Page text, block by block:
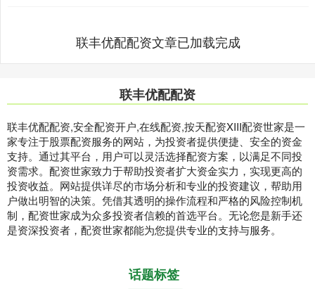
联丰优配配资文章已加载完成
联丰优配配资
联丰优配配资,安全配资开户,在线配资,按天配资XIII‌配资世家是一
家专注于股票配资服务的网站，为投资者提供便捷、安全的资金
支持。通过其平台，用户可以灵活选择配资方案，以满足不同投
资需求。配资世家致力于帮助投资者扩大资金实力，实现更高的
投资收益。网站提供详尽的市场分析和专业的投资建议，帮助用
户做出明智的决策。凭借其透明的操作流程和严格的风险控制机
制，配资世家成为众多投资者信赖的首选平台。无论您是新手还
是资深投资者，配资世家都能为您提供专业的支持与服务。
话题标签